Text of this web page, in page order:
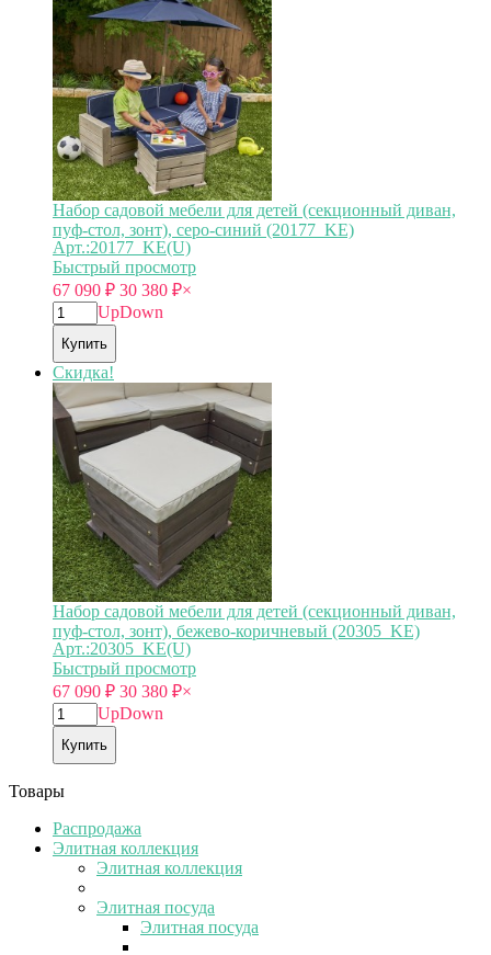
Набор садовой мебели для детей (секционный диван,
пуф-стол, зонт), серо-синий (20177_KE)
Арт.:20177_KE(U)
Быстрый просмотр
67 090 ₽ 30 380 ₽×
UpDown
Купить
Скидка!
Набор садовой мебели для детей (секционный диван,
пуф-стол, зонт), бежево-коричневый (20305_KE)
Арт.:20305_KE(U)
Быстрый просмотр
67 090 ₽ 30 380 ₽×
UpDown
Купить
Товары
Распродажа
Элитная коллекция
Элитная коллекция
Элитная посуда
Элитная посуда